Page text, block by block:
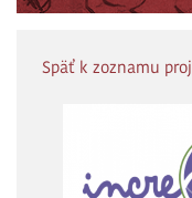
Späť k zoznamu